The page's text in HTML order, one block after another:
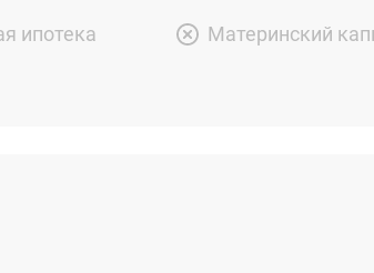
ипотека Материнский